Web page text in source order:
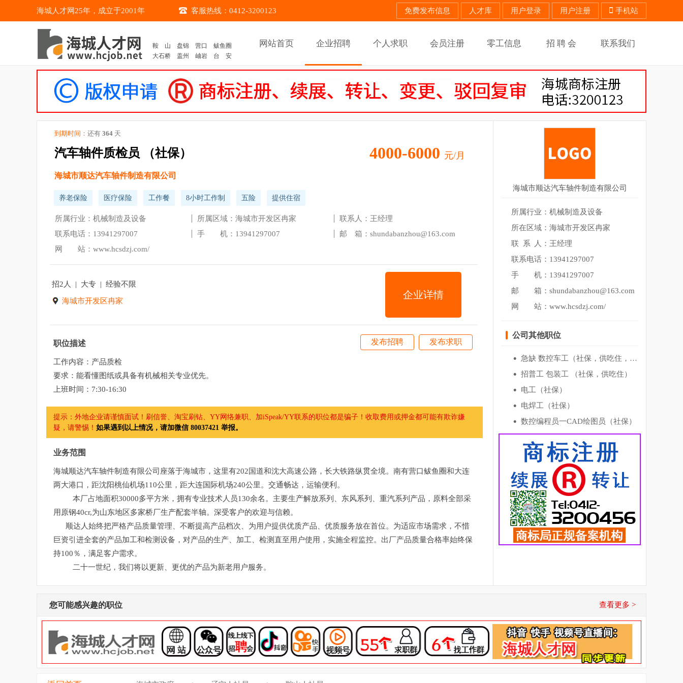
海城人才网25年，成立于2001年 客服热线：0412-3200123 免费发布信息 人才库 用户登录 用户注册 手机站
鞍 山 盘锦 营口
鲅鱼圈
大石桥
盖州 岫岩 台 安
网站首页 企业招聘 个人求职 会员注册 零工信息 招 聘 会 联系我们
到期时间： 还有 364 天
4000-6000 元/月
汽车轴件质检员 （社保）
海城市顺达汽车轴件制造有限公司
养老保险 医疗保险 工作餐 8小时工作制 五险 提供住宿
所属行业：机械制造及设备 所属区域：海城市开发区冉家
联系人：王经理
联系电话：13941297007
手 机：13941297007
邮 箱：shundabanzhou@163.com
网 站： www.hcsdzj.com/
招2人 | 大专 | 经验不限
海城市开发区冉家
企业详情
发布招聘 发布求职
职位描述
工作内容：产品质检
要求：能看懂图纸或具备有机械相关专业优先。
上班时间：7:30-16:30
提示：外地企业请谨慎面试！刷信誉、淘宝刷钻、YY网络兼职、加iSpeak/YY联系的职位都是骗子！收取费用或押金都可能有欺诈嫌
疑，请警惕！ 如果遇到以上情况，请加微信 80037421 举报。
业务范围
海城顺达汽车轴件制造有限公司座落于海城市，这里有202国道和沈大高速公路，长大铁路纵贯全境。南有营口鲅鱼圈和大连
两大港口，距沈阳桃仙机场110公里，距大连国际机场240公里。交通畅达，运输便利。
本厂占地面积30000多平方米，拥有专业技术人员130余名。主要生产解放系列、东风系列、重汽系列产品，原料全部采
用原钢40cr,为山东地区多家桥厂生产配套半轴。深受客户的欢迎与信赖。
顺达人始终把严格产品质量管理、不断提高产品档次、为用户提供优质产品、优质服务放在首位。为适应市场需求，不惜
巨资引进全套的产品加工和检测设备，对产品的生产、加工、检测直至用户使用，实施全程监控。出厂产品质量合格率始终保
持100％，满足客户需求。
二十一世纪，我们将以更新、更优的产品为新老用户服务。
海城市顺达汽车轴件制造有限公司
所属行业：机械制造及设备
所在区域：海城市开发区冉家
联
系
人：王经理
联系电话：13941297007
手 机：13941297007
邮 箱：shundabanzhou@163.com
网
站： www.hcsdzj.com/
公司其他职位
急缺 数控车工（社保，供吃住，6000＋）
招普工 包装工 （社保，供吃住）
电工（社保）
电焊工（社保）
数控编程员一CAD绘图员（社保）
查看更多 >
您可能感兴趣的职位